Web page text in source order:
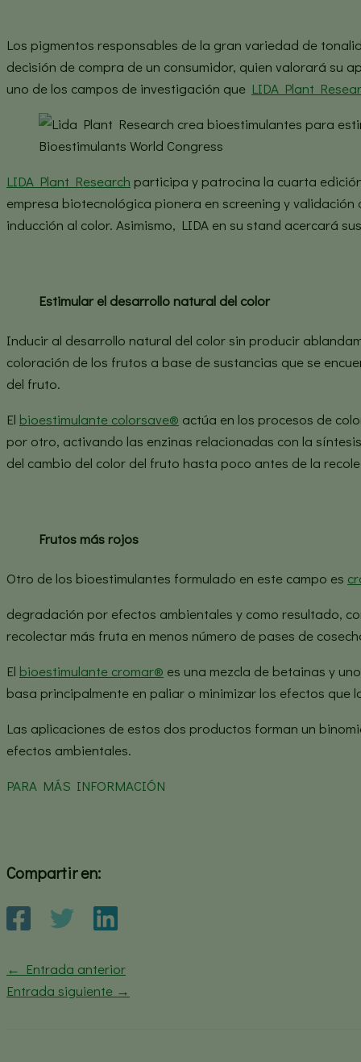
Los pigmentos responsables de la gran variedad de
decisión de compra de un consumidor, quien valorará su
uno de los campos de investigación que LIDA Plant
Bioestimulants World Congress
LIDA Plant Research participa y patrocina la cuarta
empresa biotecnológica pionera en screening y
inducción al color. Asimismo, LIDA en su stand acercará
Estimular el desarrollo natural del color
Inducir al desarrollo natural del color sin producir
coloración de los frutos a base de sustancias que se
del fruto.
El bioestimulante colorsave® actúa en los procesos de
por otro, activando las enzinas relacionadas con la
del cambio del color del fruto hasta poco antes de la
Frutos más rojos
Otro de los bioestimulantes formulado en este campo es
degradación por efectos ambientales y como resultado,
recolectar más fruta en menos número de pases de
El bioestimulante cromar® es una mezcla de betainas y
basa principalmente en paliar o minimizar los efectos
Las aplicaciones de estos dos productos forman un
efectos ambientales.
PARA MÁS INFORMACIÓN
Compartir en:
← Entrada anterior
Entrada siguiente →